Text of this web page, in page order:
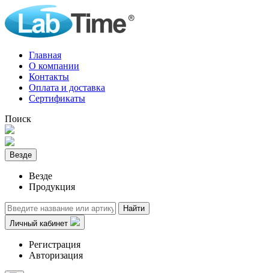
Главная
О компании
Контакты
Оплата и доставка
Сертификаты
Поиск
Везде
Везде
Продукция
Найти
Личный кабинет
Регистрация
Авторизация